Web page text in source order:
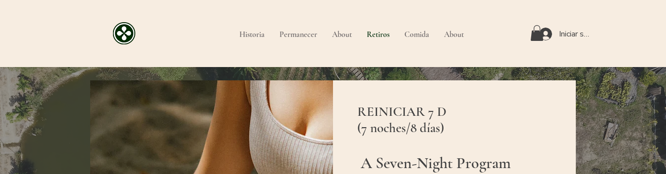
Historia Permanecer About Retiros Comida About Iniciar sesión
REINICIAR 7 D
(7 noches/8 días)
A Seven-Night Program